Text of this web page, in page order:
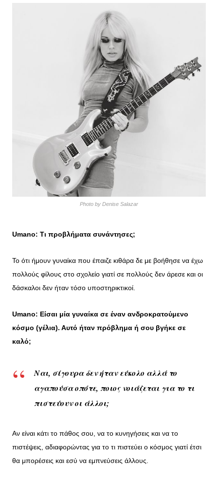
Photo by Denise Salazar
Umano: Τι προβλήματα συνάντησες;
Το ότι ήμουν γυναίκα που έπαιζε κιθάρα δε με βοήθησε να έχω
πολλούς φίλους στο σχολείο γιατί σε πολλούς δεν άρεσε και οι
δάσκαλοι δεν ήταν τόσο υποστηρικτικοί.
Umano: Είσαι μία γυναίκα σε έναν ανδροκρατούμενο
κόσμο (γέλια). Αυτό ήταν πρόβλημα ή σου βγήκε σε
καλό;
Ναι, σίγουρα δεν ήταν εύκολο αλλά το
αγαπούσα οπότε, ποιος νοιάζεται για το τι
πιστεύουν οι άλλοι;
Αν είναι κάτι το πάθος σου, να το κυνηγήσεις και να το
πιστέψεις, αδιαφορώντας για το τι πιστεύει ο κόσμος γιατί έτσι
θα μπορέσεις και εσύ να εμπνεύσεις άλλους.